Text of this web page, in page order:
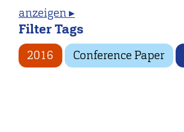
anzeigen ▸
Filter Tags
2016 Conference Paper